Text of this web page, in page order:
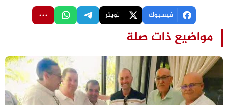
فيسبوك تويتر
مواضيع ذات صلة